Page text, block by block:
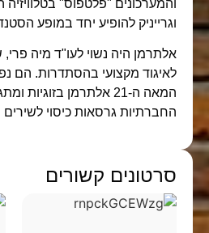
וגרייניק להופיע יחד במופע
אלתרמן היה נשוי לעו"ד מיה
המאה ה-21 אלתרמן
החברתיות גרסאות כיסוי לשירים
סרטונים קשורים